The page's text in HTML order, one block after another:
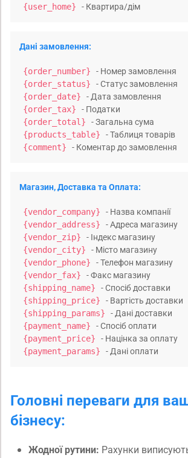
{user_home}
- Квартира/дім
Дані замовлення:
{order_number}
- Номер замовлення
{order_status}
- Статус замовлення
{order_date}
- Дата замовлення
{order_tax}
- Податки
{order_total}
- Загальна сума
{products_table}
- Таблиця товарів
{comment}
- Коментар до замовлення
Магазин, Доставка та Оплата:
{vendor_company}
- Назва компанії
{vendor_address}
- Адреса магазину
{vendor_zip}
- Індекс магазину
{vendor_city}
- Місто магазину
{vendor_phone}
- Телефон магазину
{vendor_fax}
- Факс магазину
{shipping_name}
- Спосіб доставки
{shipping_price}
- Вартість доставки
{shipping_params}
- Дані доставки
{payment_name}
- Спосіб оплати
{payment_price}
- Націнка за оплату
{payment_params}
- Дані оплати
Головні переваги для
бізнесу:
Жодної рутини: Рахунки